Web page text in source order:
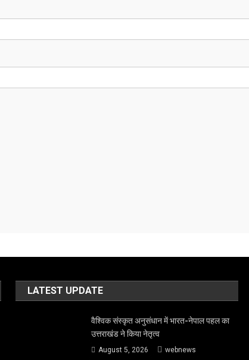
LATEST UPDATE
वैश्विक संस्कृत अनुसंधान में भारत-नेपाल पहल का
उत्तराखंड ने किया नेतृत्व
August 5, 2026 webnews